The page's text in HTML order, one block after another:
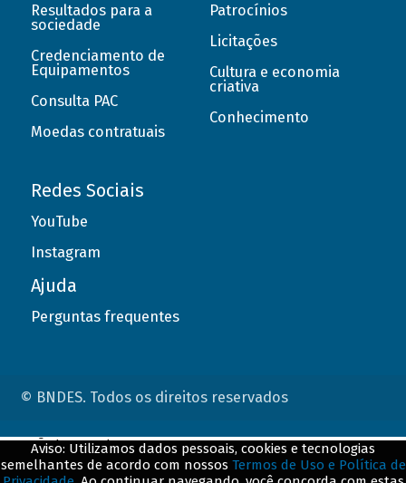
Resultados para a
sociedade
Credenciamento de
Equipamentos
Consulta PAC
Moedas contratuais
Patrocínios
Licitações
Cultura e economia
criativa
Conhecimento
Redes Sociais
YouTube
Instagram
Ajuda
Perguntas frequentes
© BNDES. Todos os direitos reservados
Aviso: Utilizamos dados pessoais, cookies e tecnologias
semelhantes de acordo com nossos Termos de Uso e Política de
ConteÃºdo complementar
${title}${badge}